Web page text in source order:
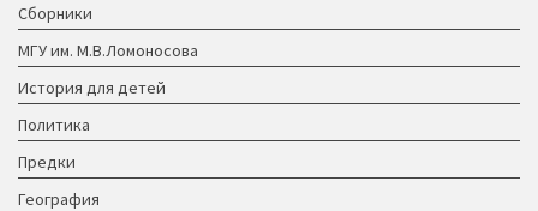
Сборники
МГУ им. М.В.Ломоносова
История для детей
Политика
Предки
География